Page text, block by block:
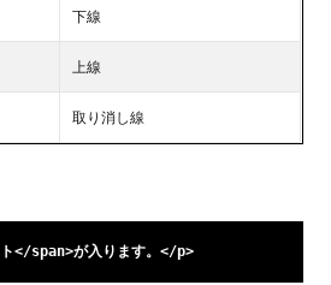
下線
上線
取り消し線
</span>が入ります。</p>